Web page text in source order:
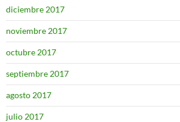
diciembre 2017
noviembre 2017
octubre 2017
septiembre 2017
agosto 2017
julio 2017